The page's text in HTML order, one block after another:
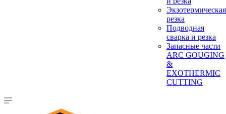
Экзотермическая
резка
Подводная
сварка и резка
Запасные части
ARC GOUGING
&
EXOTHERMIC
CUTTING